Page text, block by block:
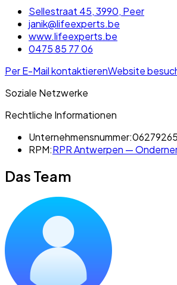
Sellestraat 45, 3990, Peer
janik@lifeexperts.be
www.lifeexperts.be
0475 85 77 06
Per E-Mail kontaktierenWebsite
Soziale Netzwerke
Rechtliche Informationen
Unternehmensnummer:
RPM:RPR Antwerpen —
Das Team